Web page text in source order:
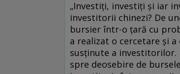
„Investiţi, investiţi şi iar
investitorii chinezi? De
bursier într-o ţară cu
a realizat o cercetare şi
susţinute a investitorilor.
spre deosebire de